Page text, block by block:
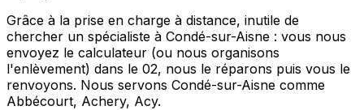
Grâce à la prise en charge à distance, inutile de
chercher un spécialiste à Condé-sur-Aisne : vous nous
envoyez le calculateur (ou nous organisons
l'enlèvement) dans le 02, nous le réparons puis vous le
renvoyons. Nous servons Condé-sur-Aisne comme
Abbécourt, Achery, Acy.